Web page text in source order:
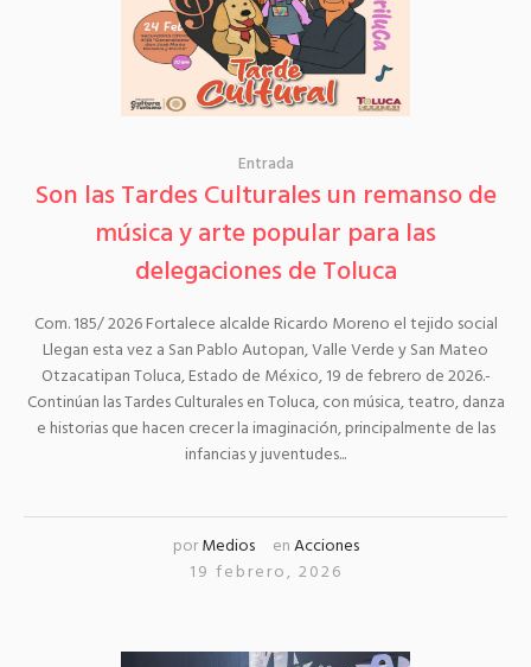
Entrada
Son las Tardes Culturales un remanso de
música y arte popular para las
delegaciones de Toluca
Com. 185/ 2026 Fortalece alcalde Ricardo Moreno el tejido social
Llegan esta vez a San Pablo Autopan, Valle Verde y San Mateo
Otzacatipan Toluca, Estado de México, 19 de febrero de 2026.-
Continúan las Tardes Culturales en Toluca, con música, teatro, danza
e historias que hacen crecer la imaginación, principalmente de las
infancias y juventudes...
porMedios enAcciones
19 febrero, 2026